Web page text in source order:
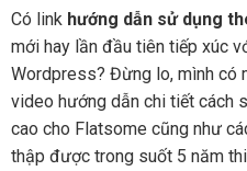
Có link hướng dẫn sử dụng
mới hay lần đầu tiên tiếp xúc
Wordpress? Đừng lo, mình có
video hướng dẫn chi tiết cách
cao cho Flatsome cũng như
thập được trong suốt 5 năm